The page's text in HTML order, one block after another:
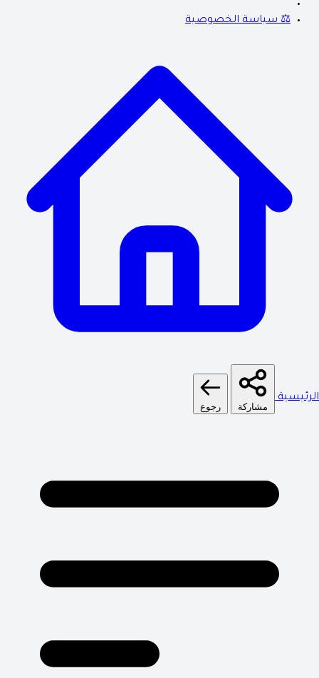
⚖️ سياسة الخصوصية
الرئيسية
مشاركة رجوع